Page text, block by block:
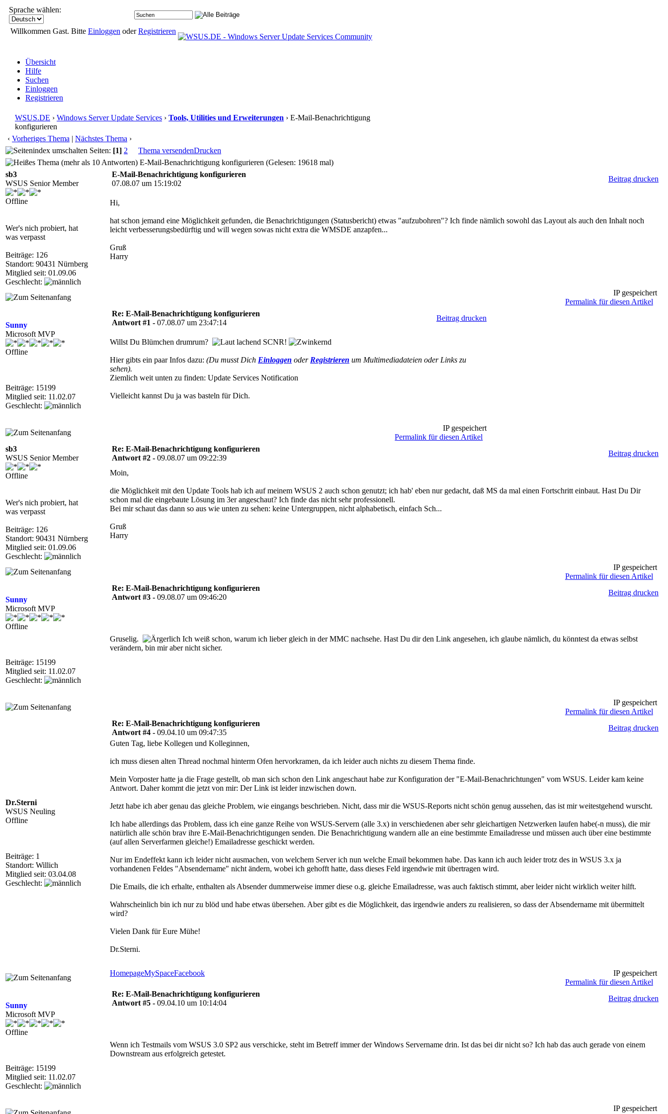
Sprache wählen:
Willkommen Gast. Bitte Einloggen oderRegistrieren
Übersicht
Hilfe
Suchen
Einloggen
Registrieren
WSUS.DE › Windows Server Update Services › Tools, Utilities und Erweiterungen › E-Mail-Benachrichtigung
konfigurieren
‹ Vorheriges Thema | Nächstes Thema ›
Seiten: [1] 2 Thema versendenDrucken
E-Mail-Benachrichtigung konfigurieren (Gelesen: 19618 mal)
sb3
WSUS Senior Member
Offline
Wer's nich probiert, hat
was verpasst
Beiträge: 126
Standort: 90431 Nürnberg
Mitglied seit: 01.09.06
Geschlecht:
E-Mail-Benachrichtigung konfigurieren
07.08.07 um 15:19:02
Beitrag drucken
Hi,
hat schon jemand eine Möglichkeit gefunden, die Benachrichtigungen (Statusbericht) etwas "aufzubohren"? Ich finde nämlich sowohl das Layout als auch den Inhalt noch
leicht verbesserungsbedürftig und will wegen sowas nicht extra die WMSDE anzapfen...
Gruß
Harry
IP gespeichert
Permalink für diesen Artikel
Sunny
Microsoft MVP
Offline
Beiträge: 15199
Mitglied seit: 11.02.07
Geschlecht:
Re: E-Mail-Benachrichtigung konfigurieren
Antwort #1 - 07.08.07 um 23:47:14
Beitrag drucken
Willst Du Blümchen drumrum? SCNR!
Hier gibts ein paar Infos dazu: (Du musst Dich Einloggen oder Registrieren um Multimediadateien oder Links zu
sehen).
Ziemlich weit unten zu finden: Update Services Notification
Vielleicht kannst Du ja was basteln für Dich.
IP gespeichert
Permalink für diesen Artikel
sb3
WSUS Senior Member
Offline
Wer's nich probiert, hat
was verpasst
Beiträge: 126
Standort: 90431 Nürnberg
Mitglied seit: 01.09.06
Geschlecht:
Re: E-Mail-Benachrichtigung konfigurieren
Antwort #2 - 09.08.07 um 09:22:39
Beitrag drucken
Moin,
die Möglichkeit mit den Update Tools hab ich auf meinem WSUS 2 auch schon genutzt; ich hab' eben nur gedacht, daß MS da mal einen Fortschritt einbaut. Hast Du Dir
schon mal die eingebaute Lösung im 3er angeschaut? Ich finde das nicht sehr professionell.
Bei mir schaut das dann so aus wie unten zu sehen: keine Untergruppen, nicht alphabetisch, einfach Sch...
Gruß
Harry
IP gespeichert
Permalink für diesen Artikel
Sunny
Microsoft MVP
Offline
Beiträge: 15199
Mitglied seit: 11.02.07
Geschlecht:
Re: E-Mail-Benachrichtigung konfigurieren
Antwort #3 - 09.08.07 um 09:46:20
Beitrag drucken
Gruselig.
Ich weiß schon, warum ich lieber gleich in der MMC nachsehe. Hast Du dir den Link angesehen, ich glaube nämlich, du könntest da etwas selbst
verändern, bin mir aber nicht sicher.
IP gespeichert
Permalink für diesen Artikel
Dr.Sterni
WSUS Neuling
Offline
Beiträge: 1
Standort: Willich
Mitglied seit: 03.04.08
Geschlecht:
Re: E-Mail-Benachrichtigung konfigurieren
Antwort #4 - 09.04.10 um 09:47:35
Beitrag drucken
Guten Tag, liebe Kollegen und Kolleginnen,
ich muss diesen alten Thread nochmal hinterm Ofen hervorkramen, da ich leider auch nichts zu diesem Thema finde.
Mein Vorposter hatte ja die Frage gestellt, ob man sich schon den Link angeschaut habe zur Konfiguration der "E-Mail-Benachrichtungen" vom WSUS. Leider kam keine
Antwort. Daher kommt die jetzt von mir: Der Link ist leider inzwischen down.
Jetzt habe ich aber genau das gleiche Problem, wie eingangs beschrieben. Nicht, dass mir die WSUS-Reports nicht schön genug aussehen, das ist mir weitestgehend wurscht.
Ich habe allerdings das Problem, dass ich eine ganze Reihe von WSUS-Servern (alle 3.x) in verschiedenen aber sehr gleichartigen Netzwerken laufen habe(-n muss), die mir
natürlich alle schön brav ihre E-Mail-Benachrichtigungen senden. Die Benachrichtigung wandern alle an eine bestimmte Emailadresse und müssen auch über eine bestimmte
(auf allen Serverfarmen gleiche!) Emailadresse geschickt werden.
Nur im Endeffekt kann ich leider nicht ausmachen, von welchem Server ich nun welche Email bekommen habe. Das kann ich auch leider trotz des in WSUS 3.x ja
vorhandenen Feldes "Absendername" nicht ändern, wobei ich gehofft hatte, dass dieses Feld irgendwie mit übertragen wird.
Die Emails, die ich erhalte, enthalten als Absender dummerweise immer diese o.g. gleiche Emailadresse, was auch faktisch stimmt, aber leider nicht wirklich weiter hilft.
Wahrscheinlich bin ich nur zu blöd und habe etwas übersehen. Aber gibt es die Möglichkeit, das irgendwie anders zu realisieren, so dass der Absendername mit übermittelt
wird?
Vielen Dank für Eure Mühe!
Dr.Sterni.
HomepageMySpaceFacebook
IP gespeichert
Permalink für diesen Artikel
Sunny
Microsoft MVP
Offline
Beiträge: 15199
Mitglied seit: 11.02.07
Geschlecht:
Re: E-Mail-Benachrichtigung konfigurieren
Antwort #5 - 09.04.10 um 10:14:04
Beitrag drucken
Wenn ich Testmails vom WSUS 3.0 SP2 aus verschicke, steht im Betreff immer der Windows Servername drin. Ist das bei dir nicht so? Ich hab das auch gerade von einem
Downstream aus erfolgreich getestet.
IP gespeichert